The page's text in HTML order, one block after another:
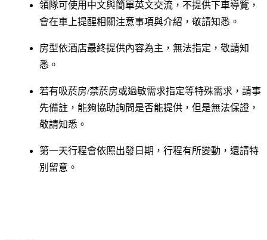
領隊可使用中文與簡單英文交流，不提供下車導覽，
會在車上提醒相關注意事項與介紹，敬請知悉。
房型依酒店最終提供內容為主，無法指定，敬請知
悉。
若有吸菸房/禁菸房或過敏需求指定等特殊需求，請事
先備註，能夠協助詢問是否能提供，但是無法保證，
敬請知悉。
第一天行程會依照出發日期，行程有所變動，還請特
別留意。